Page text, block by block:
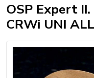
OSP Expert
CRWi UNI